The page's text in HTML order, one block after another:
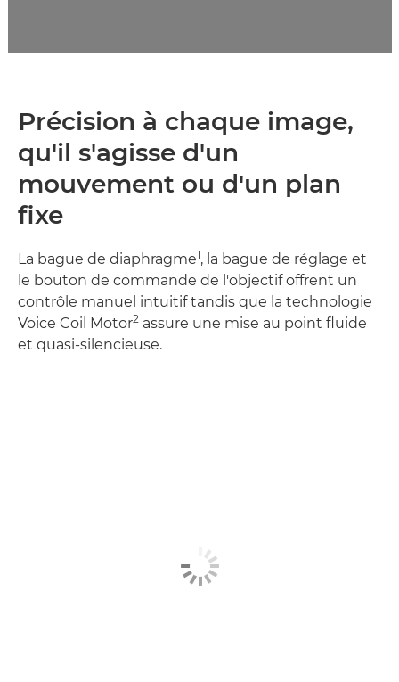
Précision à chaque image,
qu'il s'agisse d'un
mouvement ou d'un plan
fixe
La bague de diaphragme1, la bague de réglage et
le bouton de commande de l'objectif offrent un
contrôle manuel intuitif tandis que la technologie
Voice Coil Motor2 assure une mise au point fluide
et quasi-silencieuse.